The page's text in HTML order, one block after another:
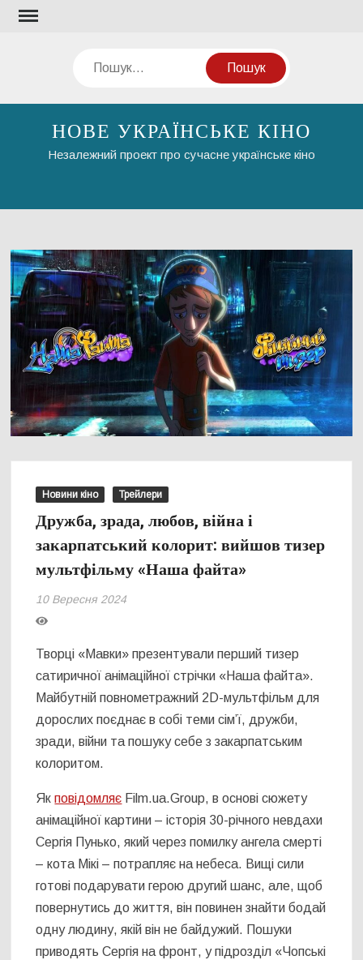
Перейти
Пошук
НОВЕ УКРАЇНСЬКЕ КІНО
Незалежний проект про сучасне українське кіно
Новини кіно Трейлери
Дружба, зрада, любов, війна і
закарпатський колорит: вийшов тизер
мультфільму «Наша файта»
10 Вересня 2024
Творці «Мавки» презентували перший тизер
сатиричної анімаційної стрічки «Наша файта».
Майбутній повнометражний 2D-мультфільм для
дорослих поєднає в собі теми сімʼї, дружби,
зради, війни та пошуку себе з закарпатським
колоритом.
Якповідомляє Film.ua.Group, в основі сюжету
анімаційної картини – історія 30-річного невдахи
Сергія Пунько, який через помилку ангела смерті
– кота Мікі – потрапляє на небеса. Вищі сили
готові подарувати герою другий шанс, але, щоб
повернутись до життя, він повинен знайти бодай
одну людину, якій він не байдужий. Пошуки
приводять Сергія на фронт, у підрозділ «Чопські